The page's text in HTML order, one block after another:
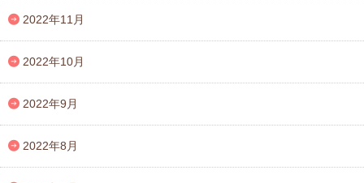
2022年11月
2022年10月
2022年9月
2022年8月